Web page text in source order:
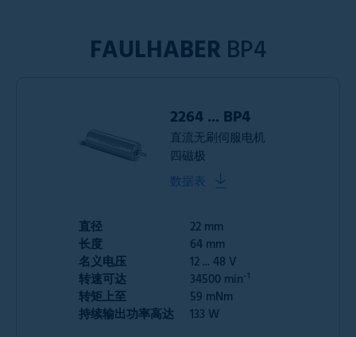
FAULHABER BP4
2264 ... BP4
直流无刷伺服电机
四磁极
数据表
直径
22 mm
长度
64 mm
名义电压
12 ... 48 V
转速可达
34500 min⁻¹
转矩上至
59 mNm
持续输出功率高达
133 W